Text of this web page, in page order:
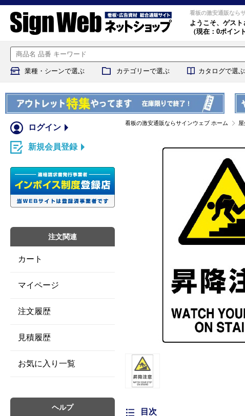
看板の激安通販なら
ようこそ、 ゲスト
（現在：0ポイント
業種・シーンで選ぶ カテゴリーで選ぶ カタログで選ぶ
看板の激安通販ならサインウェブ ホーム
目次
ログイン
新規会員登録
注文関連
カート
マイページ
注文履歴
見積履歴
お気に入り一覧
ヘルプ